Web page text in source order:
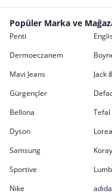
Popüler Marka ve
Penti
Dermoeczanem
Mavi Jeans
Jack
Gürgençler
Bellona
Tefal
Dyson
Samsung
Sportive
Nike